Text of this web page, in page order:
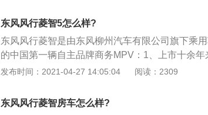
系，通过三大技术的协调运作；3、东风风行菱智
用性、高可靠性、高安全性等全面均衡的高品质
车”口碑。
东风风行菱智5怎么样?
东风风行菱智是由东风柳州汽车有限公司旗下乘
的中国第一辆自主品牌商务MPV：1、上市十余
长期稳居国内MPV市场前三行列；2、全新菱智M5
车装载能力有一定需求；3、全新菱智M5在外观
置、工艺6大层面共进行了21项升级，外观大气稳
发布时间：2021-04-27 14:05:04 阅读：2309
东风风行菱智房车怎么样?